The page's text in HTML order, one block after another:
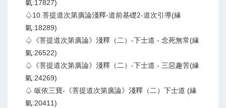
氣:17827)
♤10.菩提道次第廣論淺釋-道前基礎2-道次引導(緣
氣:18289)
♤《菩提道次第廣論》淺釋（二）-下士道 - 念死無常(緣
氣:26522)
♤《菩提道次第廣論》淺釋（二）-下士道 - 三惡趣苦(緣
氣:24269)
♤ 皈依三寶-《菩提道次第廣論》淺釋（二）下士道 (緣
氣:20411)